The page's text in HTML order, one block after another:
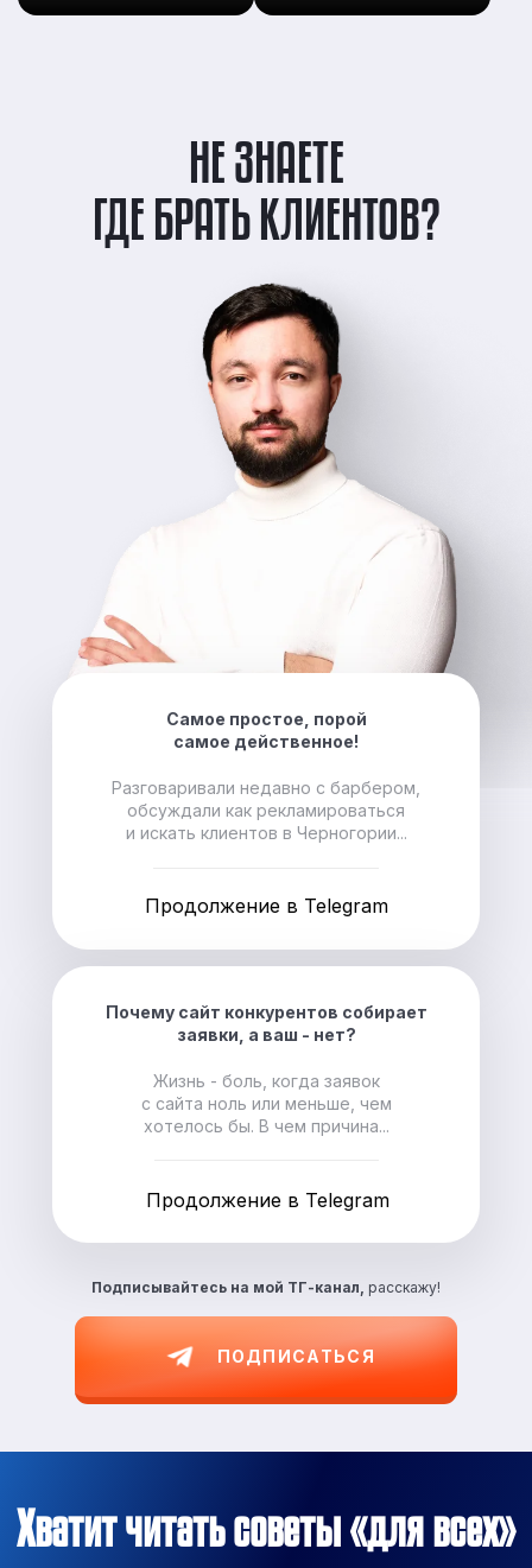
ГДЕ БРАТЬ КЛИЕНТОВ?
Подписывайтесь на мой ТГ-канал, расскажу!
НЕ ЗНАЕТЕ
ПОДПИСАТЬСЯ
Самое простое, порой
самое действенное!
Разговаривали недавно с барбером,
обсуждали как рекламироваться
и искать клиентов в Черногории...
Продолжение в Telegram
Почему сайт конкурентов собирает
заявки, а ваш - нет?
Жизнь - боль, когда заявок
с сайта ноль или меньше, чем
хотелось бы. В чем причина...
Продолжение в Telegram
Хватит читать советы «для всех»